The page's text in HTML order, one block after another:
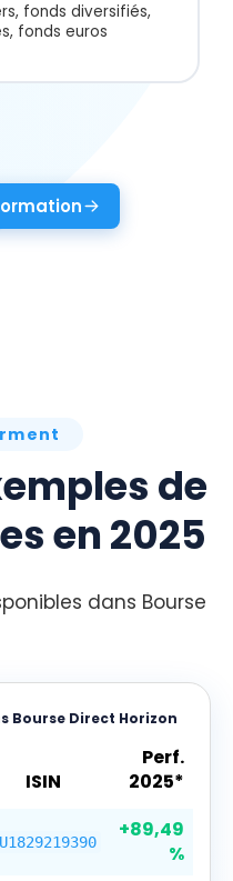
fonds diversifiés,
fonds euros
de
en 2025
dans Bourse
Bourse Direct Horizon
ISIN
Perf.
2025*
+89,49
%